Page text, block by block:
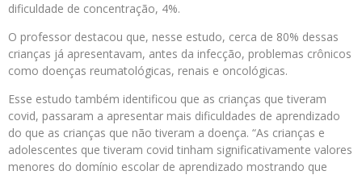
dificuldade de concentração, 4%.
O professor destacou que, nesse estudo, cerca de 80% dessas
crianças já apresentavam, antes da infecção, problemas crônicos
como doenças reumatológicas, renais e oncológicas.
Esse estudo também identificou que as crianças que tiveram
covid, passaram a apresentar mais dificuldades de aprendizado
do que as crianças que não tiveram a doença. “As crianças e
adolescentes que tiveram covid tinham significativamente valores
menores do domínio escolar de aprendizado mostrando que